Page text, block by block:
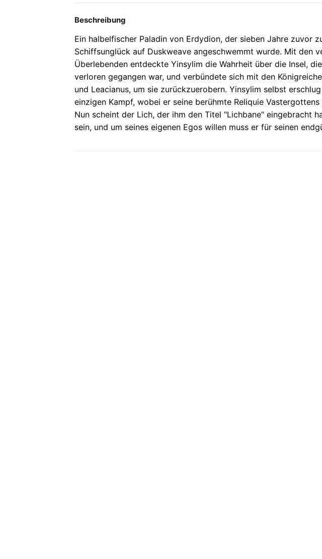
Beschreibung
Ein halbelfischer Paladin von Erdydion, der sieben Jahre zuvor
Schiffsunglück auf Duskweave angeschwemmt wurde. Mit den
Überlebenden entdeckte Yinsylim die Wahrheit über die Insel,
verloren gegangen war, und verbündete sich mit den
und Leacianus, um sie zurückzuerobern. Yinsylim selbst
einzigen Kampf, wobei er seine berühmte Reliquie Vastergottens
Nun scheint der Lich, der ihm den Titel "Lichbane" eingebracht
sein, und um seines eigenen Egos willen muss er für seinen